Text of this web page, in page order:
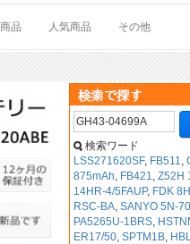
品 人気商品 その他
検索ワード
LSS271620SF, FB511,
875mAh, FB421,Z52H
14HR-4/5FAUP, FDK
RSC-BA,SANYO 5N-
PA5265U-1BRS,
ER17/50,SPTM1B,